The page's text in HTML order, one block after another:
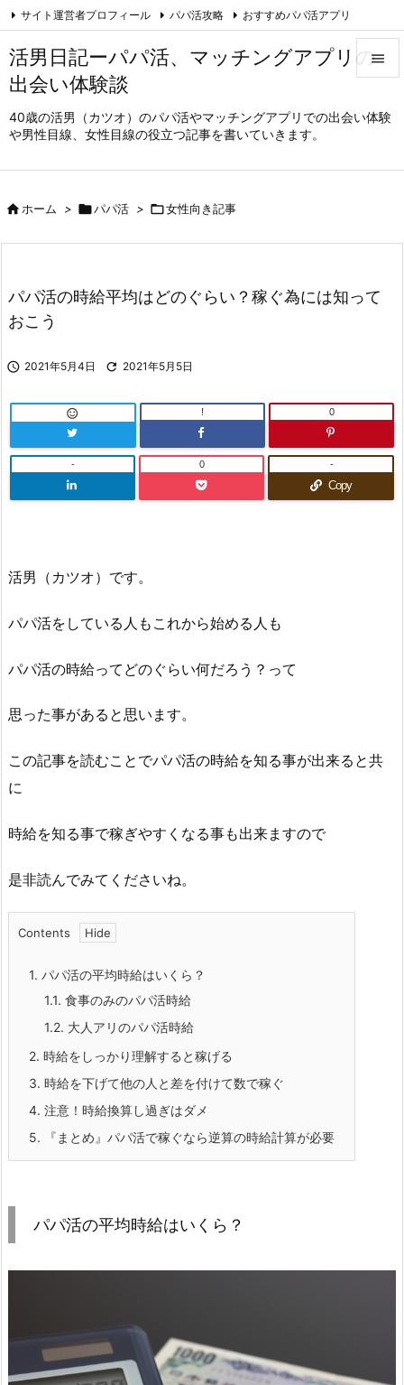
活男日記ーパパ活、マッチングアプリの
出会い体験談
40歳の活男（カツオ）のパパ活やマッチングアプリでの出会い体験
や男性目線、女性目線の役立つ記事を書いていきます。

メニュ
検索
サイト運営者プロフィール パパ活攻略 おすすめパパ活アプリ
ハッピーメール体験談 免責事項・規約 Feedly
ホーム > パパ活 > 女性向き記事
パパ活の時給平均はどのぐらい？稼ぐ為には知って
おこう
 2021年5月4日  2021年5月5日
 ! 0
- 0
Copy
-
活男（カツオ）です。
パパ活をしている人もこれから始める人も
パパ活の時給ってどのぐらい何だろう？って
思った事があると思います。
この記事を読むことでパパ活の時給を知る事が出来ると共
に
時給を知る事で稼ぎやすくなる事も出来ますので
是非読んでみてくださいね。
Contents
1. パパ活の平均時給はいくら？
1.1. 食事のみのパパ活時給
1.2. 大人アリのパパ活時給
2. 時給をしっかり理解すると稼げる
3. 時給を下げて他の人と差を付けて数で稼ぐ
4. 注意！時給換算し過ぎはダメ
5. 『まとめ』パパ活で稼ぐなら逆算の時給計算が必要
パパ活の平均時給はいくら？